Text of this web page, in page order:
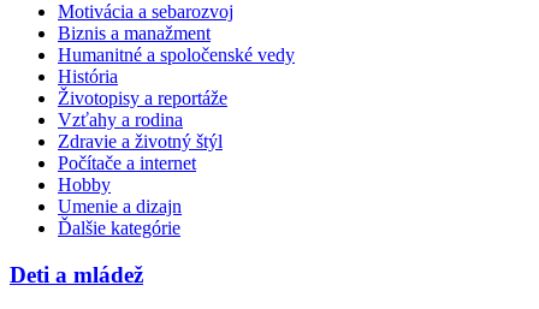
Motivácia a sebarozvoj
Biznis a manažment
Humanitné a spoločenské vedy
História
Životopisy a reportáže
Vzťahy a rodina
Zdravie a životný štýl
Počítače a internet
Hobby
Umenie a dizajn
Ďalšie kategórie
Deti a mládež